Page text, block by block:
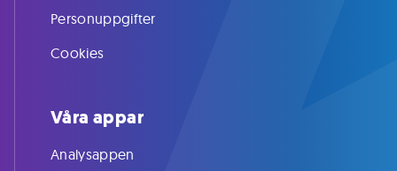
Personuppgifter
Cookies
Våra appar
Analysappen